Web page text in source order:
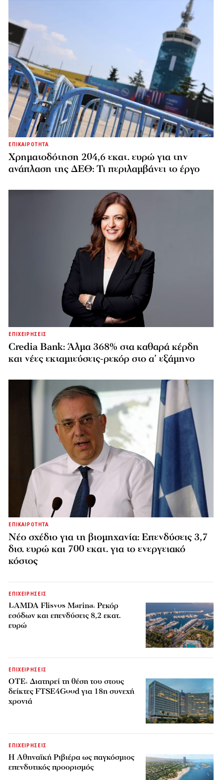
ΕΠΙΚΑΙΡΟΤΗΤΑ
Χρηματοδότηση 204,6 εκατ. ευρώ για την
ανάπλαση της ΔΕΘ: Τι περιλαμβάνει το έργο
ΕΠΙΧΕΙΡΗΣΕΙΣ
Credia Bank: Άλμα 368% στα καθαρά κέρδη
και νέες εκταμιεύσεις-ρεκόρ στο α’ εξάμηνο
ΕΠΙΚΑΙΡΟΤΗΤΑ
Νέο σχέδιο για τη βιομηχανία: Επενδύσεις 3,7
δισ. ευρώ και 700 εκατ. για το ενεργειακό
κόστος
ΕΠΙΧΕΙΡΗΣΕΙΣ
LAMDA Flisvos Marina: Ρεκόρ
εσόδων και επενδύσεις 8,2 εκατ.
ευρώ
ΕΠΙΧΕΙΡΗΣΕΙΣ
ΟΤΕ: Διατηρεί τη θέση του στους
δείκτες FTSE4Good για 18η συνεχή
χρονιά
ΕΠΙΧΕΙΡΗΣΕΙΣ
Η Αθηναϊκή Ριβιέρα ως παγκόσμιος
επενδυτικός προορισμός